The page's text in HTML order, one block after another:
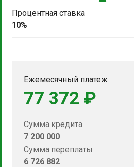
Процентная ставка
10%
Ежемесячный платеж
77 372 ₽
Сумма кредита
7 200 000
Сумма переплаты
6 726 882